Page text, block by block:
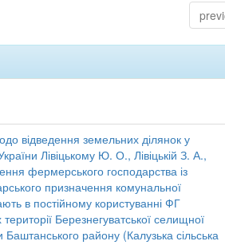
відведення земельних ділянок у
Лівіцькому Ю. О., Лівіцькій З. А.,
фермерського господарства із
призначення комунальної
в постійному користуванні ФГ
Березнегуватської селищної
Баштанського району (Калузька сільська